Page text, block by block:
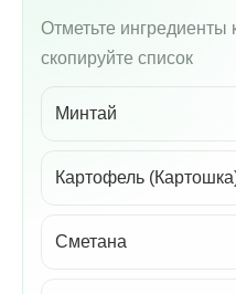
Отметьте ингредиенты
скопируйте список
Минтай
Картофель
Сметана